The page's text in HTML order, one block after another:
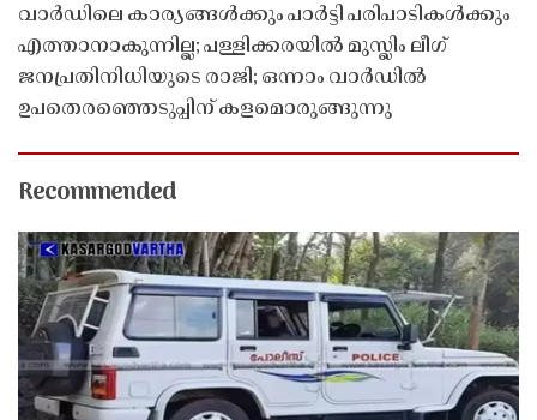
വാർഡിലെ കാര്യങ്ങൾക്കും പാർട്ടി പരിപാടികൾക്കും
എത്താനാകുന്നില്ല; പള്ളിക്കരയിൽ മുസ്ലിം ലീഗ്
ജനപ്രതിനിധിയുടെ രാജി; ഒന്നാം വാർഡിൽ
ഉപതെരഞ്ഞെടുപ്പിന് കളമൊരുങ്ങുന്നു
Recommended